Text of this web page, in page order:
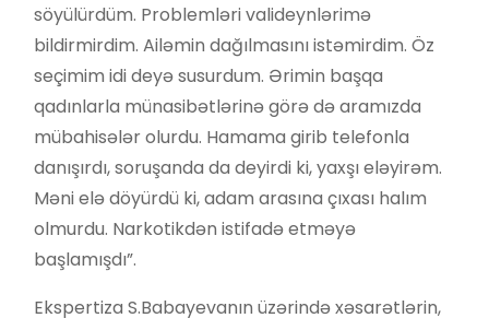
söyülürdüm. Problemləri valideynlərimə
bildirmirdim. Ailəmin dağılmasını istəmirdim. Öz
seçimim idi deyə susurdum. Ərimin başqa
qadınlarla münasibətlərinə görə də aramızda
mübahisələr olurdu. Hamama girib telefonla
danışırdı, soruşanda da deyirdi ki, yaxşı eləyirəm.
Məni elə döyürdü ki, adam arasına çıxası halım
olmurdu. Narkotikdən istifadə etməyə
başlamışdı”.
Ekspertiza S.Babayevanın üzərində xəsarətlərin,